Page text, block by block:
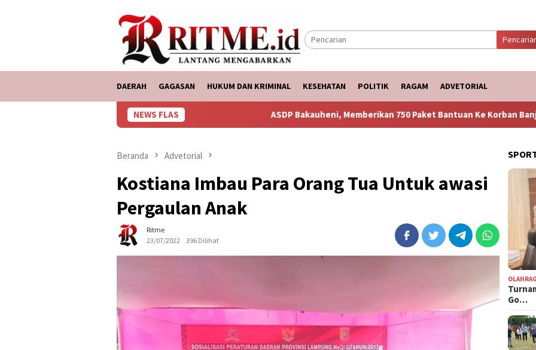
DAERAH GAGASAN HUKUM DAN KRIMINAL KESEHATAN POLITIK RAGAM ADVETORIAL
NEWS FLAS ASDP Bakauheni, Memberikan 750 Paket Bantuan Ke Korban Banjir Puncak
Beranda Advetorial
Kostiana Imbau Para Orang Tua Untuk awasi
Pergaulan Anak
Ritme
23/07/2022
396 Dilihat
Go…